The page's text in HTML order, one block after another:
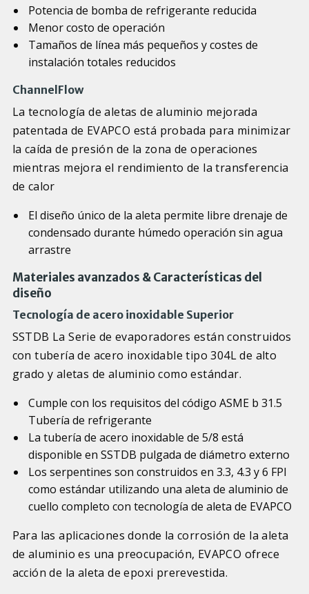
Potencia de bomba de refrigerante reducida
Menor costo de operación
Tamaños de línea más pequeños y costes de
instalación totales reducidos
ChannelFlow
La tecnología de aletas de aluminio mejorada
patentada de EVAPCO está probada para minimizar
la caída de presión de la zona de operaciones
mientras mejora el rendimiento de la transferencia
de calor
El diseño único de la aleta permite libre drenaje de
condensado durante húmedo operación sin agua
arrastre
Materiales avanzados & Características del
diseño
Tecnología de acero inoxidable Superior
SSTDB La Serie de evaporadores están construidos
con tubería de acero inoxidable tipo 304L de alto
grado y aletas de aluminio como estándar.
Cumple con los requisitos del código ASME b 31.5
Tubería de refrigerante
La tubería de acero inoxidable de 5/8 está
disponible en SSTDB pulgada de diámetro externo
Los serpentines son construidos en 3.3, 4.3 y 6 FPI
como estándar utilizando una aleta de aluminio de
cuello completo con tecnología de aleta de EVAPCO
Para las aplicaciones donde la corrosión de la aleta
de aluminio es una preocupación, EVAPCO ofrece
acción de la aleta de epoxi prerevestida.